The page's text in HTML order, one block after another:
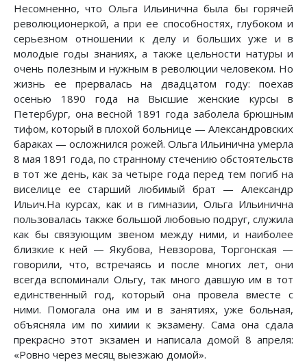
Несомненно, что Ольга Ильинична была бы горячей
революционеркой, а при ее способностях, глубоком и
серьезном отношении к делу и больших уже и в
молодые годы знаниях, а также цельности натуры и
очень полезным и нужным в революции человеком. Но
жизнь ее прервалась на двадцатом году: поехав
осенью 1890 года на Высшие женские курсы в
Петербург, она весной 1891 года заболела брюшным
тифом, который в плохой больнице — Александровских
бараках — осложнился рожей. Ольга Ильинична умерла
8 мая 1891 года, по странному стечению обстоятельств
в тот же день, как за четыре года перед тем погиб на
виселице ее старший любимый брат — Александр
Ильич.На курсах, как и в гимназии, Ольга Ильинична
пользовалась также большой любовью подруг, служила
как бы связующим звеном между ними, и наиболее
близкие к ней — Якубова, Невзорова, Торгонская —
говорили, что, встречаясь и после многих лет, они
всегда вспоминали Ольгу, так много давшую им в тот
единственный год, который она провела вместе с
ними. Помогала она им и в занятиях, уже больная,
объясняла им по химии к экзамену. Сама она сдала
прекрасно этот экзамен и написала домой 8 апреля:
«Ровно через месяц выезжаю домой».